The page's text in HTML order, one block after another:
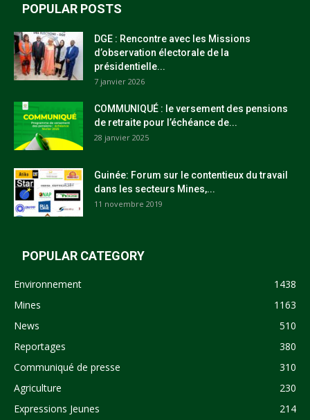
POPULAR POSTS
DGE : Rencontre avec les Missions
d’observation électorale de la
présidentielle...
7 janvier 2026
COMMUNIQUÉ : le versement des pensions
de retraite pour l’échéance de...
28 janvier 2025
Guinée: Forum sur le contentieux du travail
dans les secteurs Mines,...
11 novembre 2019
POPULAR CATEGORY
Environnement
1438
Mines
1163
News
510
Reportages
380
Communiqué de presse
310
Agriculture
230
Expressions Jeunes
214